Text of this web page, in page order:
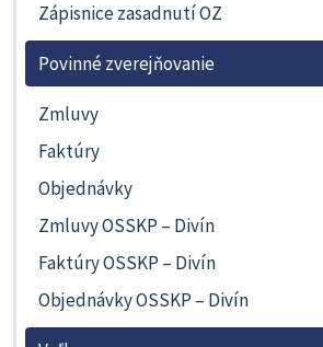
Zápisnice zasadnutí OZ
Povinné zverejňovanie
Zmluvy
Faktúry
Objednávky
Zmluvy OSSKP – Divín
Faktúry OSSKP – Divín
Objednávky OSSKP – Divín